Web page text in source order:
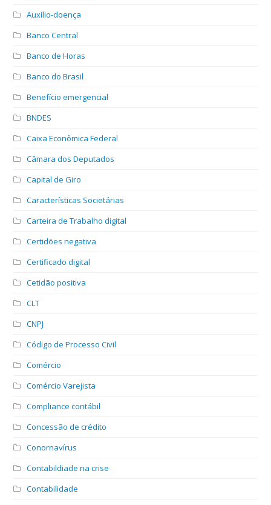
Auxílio-doença
Banco Central
Banco de Horas
Banco do Brasil
Benefício emergencial
BNDES
Caixa Econômica Federal
Câmara dos Deputados
Capital de Giro
Características Societárias
Carteira de Trabalho digital
Certidões negativa
Certificado digital
Cetidão positiva
CLT
CNPJ
Código de Processo Civil
Comércio
Comércio Varejista
Compliance contábil
Concessão de crédito
Conornavírus
Contabildiade na crise
Contabilidade